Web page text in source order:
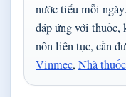
nước tiểu mỗi
đáp ứng với thuốc,
nôn liên tục, cần
Vinmec, Nhà